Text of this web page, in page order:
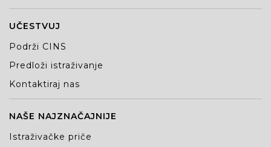
UČESTVUJ
Podrži CINS
Predloži istraživanje
Kontaktiraj nas
NAŠE NAJZNAČAJNIJE
Istraživačke priče